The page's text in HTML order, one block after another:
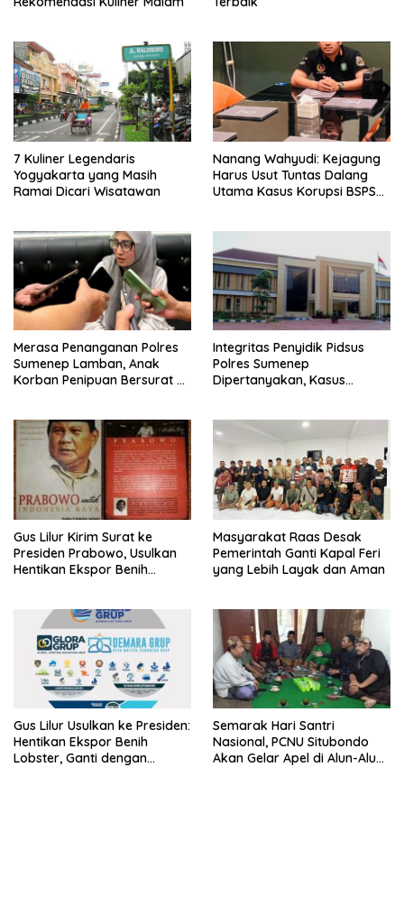
7 Kuliner Legendaris
Yogyakarta yang Masih
Ramai Dicari Wisatawan
Nanang Wahyudi: Kejagung
Harus Usut Tuntas Dalang
Utama Kasus Korupsi BSPS
Merasa Penanganan Polres
Sumenep Lamban, Anak
Korban Penipuan Bersurat ke
Integritas Penyidik Pidsus
Polres Sumenep
Dipertanyakan, Kasus
Kepastian
Gus Lilur Kirim Surat ke
Presiden Prabowo, Usulkan
Hentikan Ekspor Benih
Masyarakat Raas Desak
Pemerintah Ganti Kapal Feri
yang Lebih Layak dan Aman
Gus Lilur Usulkan ke Presiden:
Hentikan Ekspor Benih
Lobster, Ganti dengan
Semarak Hari Santri
Nasional, PCNU Situbondo
Akan Gelar Apel di Alun-Alun